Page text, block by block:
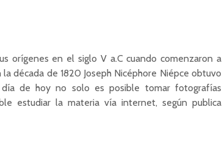
orígenes en el siglo V a.C cuando comenzaron a
década de 1820 Joseph Nicéphore Niépce obtuvo
de hoy no solo es posible tomar fotografías
estudiar la materia vía internet, según publica